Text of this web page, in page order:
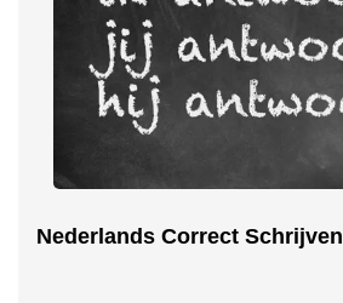
Nederlands Correct Schrijven